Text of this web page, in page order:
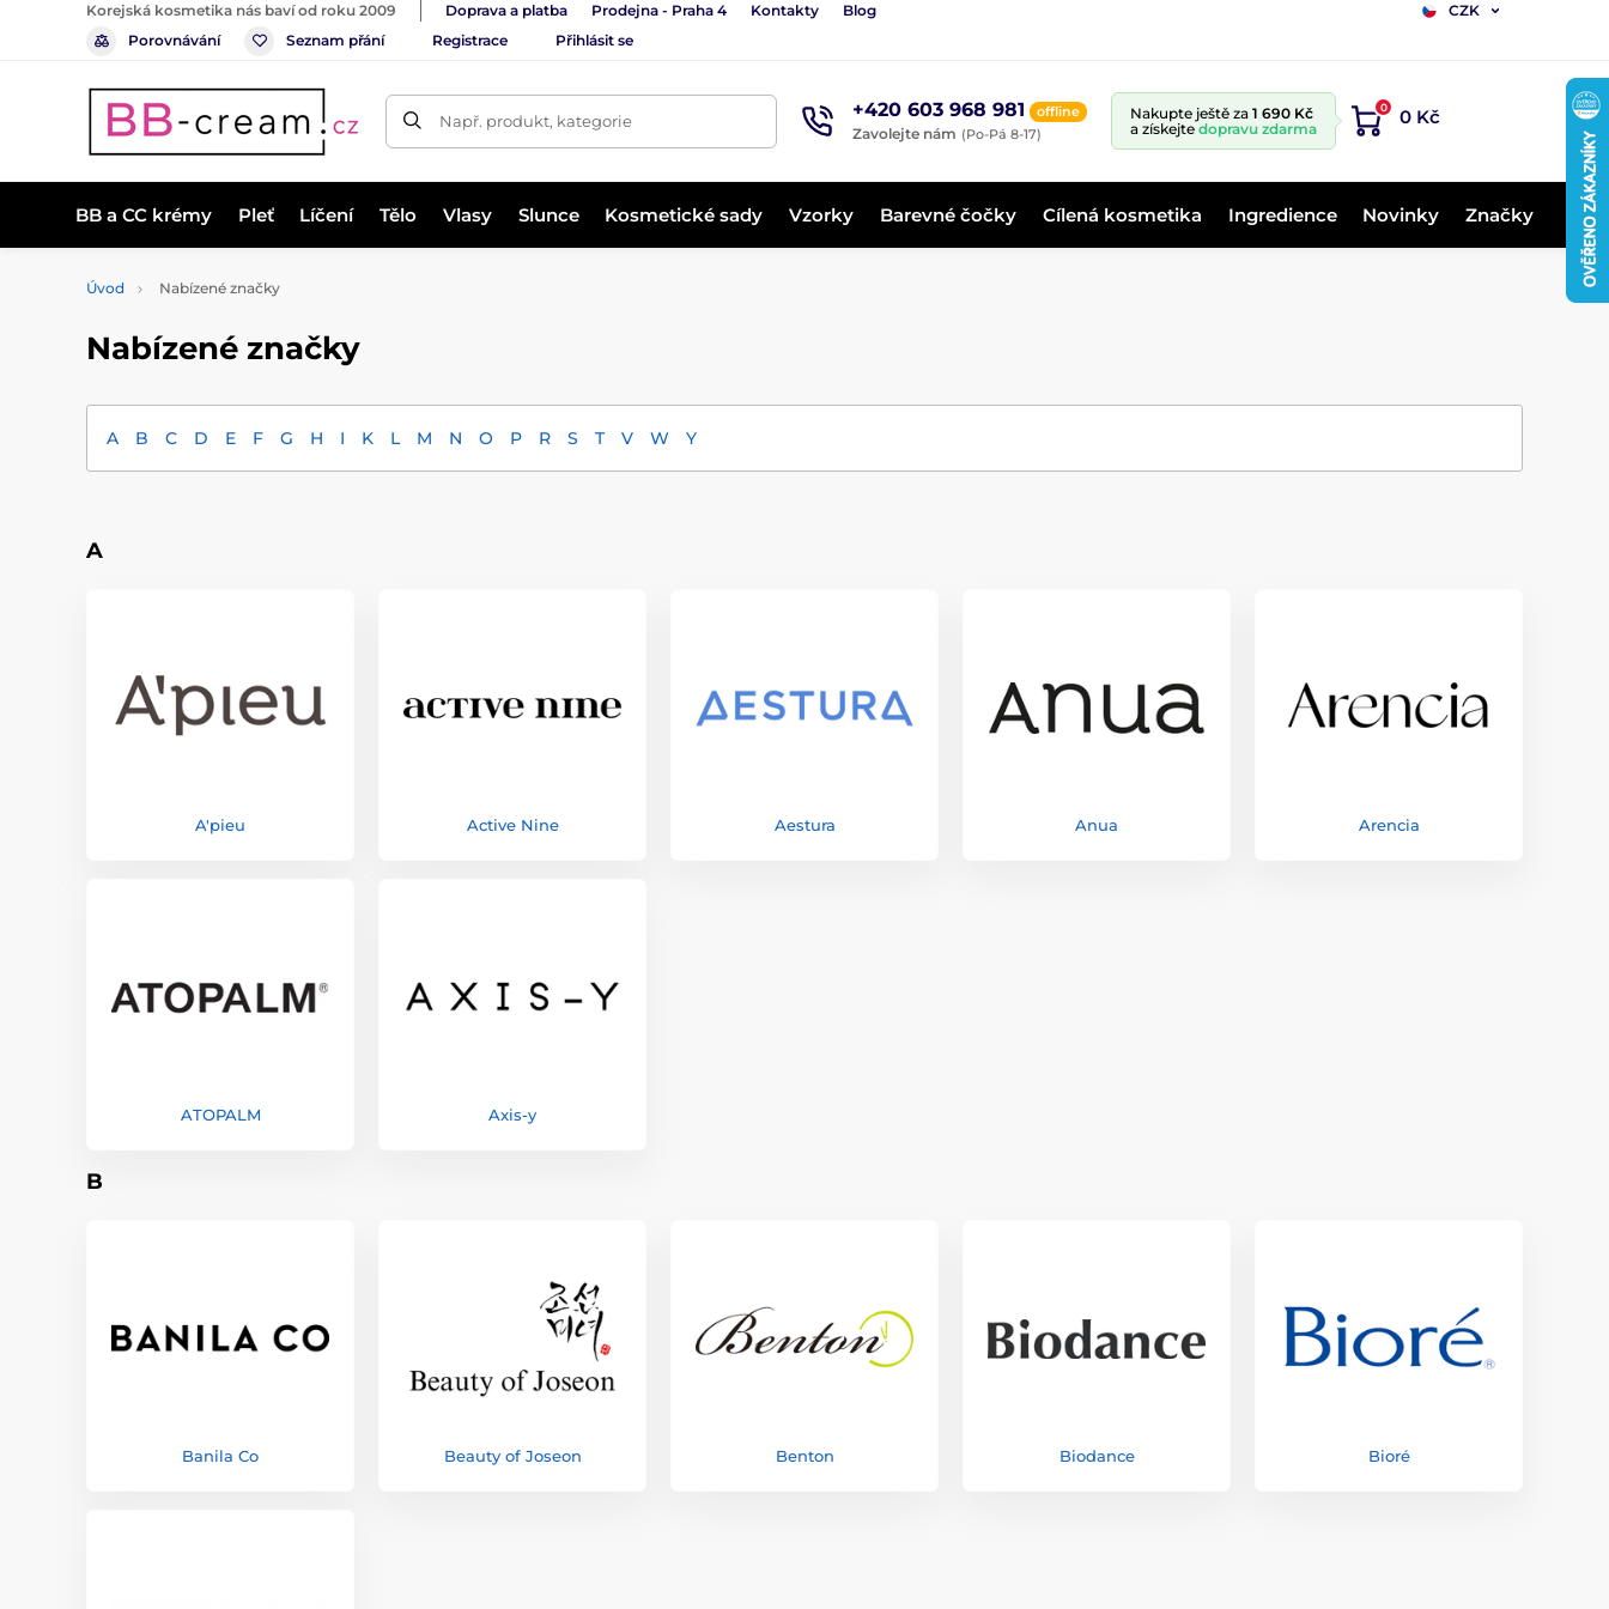
Korejská kosmetika nás baví od roku 2009 Doprava a platba Prodejna - Praha 4 Kontakty Blog
CZK
Porovnávání
Seznam přání Registrace Přihlásit se
Např. produkt, kategorie +420 603 968 981 offline
Zavolejte nám (Po-Pá 8-17)
Nakupte ještě za 1 690 Kč
a získejte dopravu zdarma
0 0 Kč
BB a CC krémy Pleť Líčení Tělo Vlasy Slunce Kosmetické sady Vzorky Barevné čočky Cílená kosmetika Ingredience Novinky Značky
Úvod Nabízené značky
Nabízené značky
A B C D E F G H I K L M N O P R S T V W Y
A
A'pieu Active Nine Aestura Anua Arencia
ATOPALM Axis-y
B
Banila Co Beauty of Joseon Benton Biodance Bioré